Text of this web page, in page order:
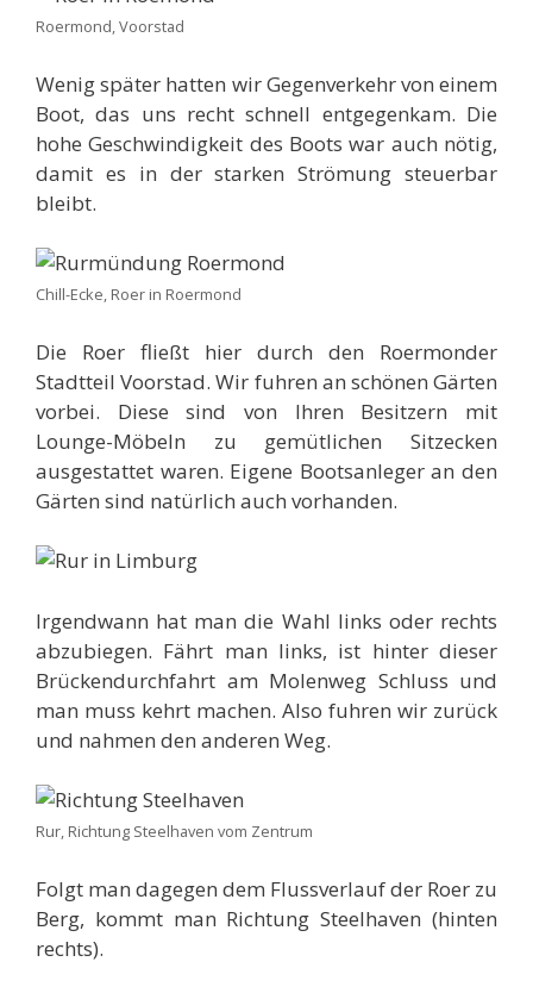
Roermond, Voorstad
Wenig später hatten wir Gegenverkehr von einem
Boot, das uns recht schnell entgegenkam. Die
hohe Geschwindigkeit des Boots war auch nötig,
damit es in der starken Strömung steuerbar
bleibt.
Chill-Ecke, Roer in Roermond
Die Roer fließt hier durch den Roermonder
Stadtteil Voorstad. Wir fuhren an schönen Gärten
vorbei. Diese sind von Ihren Besitzern mit
Lounge-Möbeln zu gemütlichen Sitzecken
ausgestattet waren. Eigene Bootsanleger an den
Gärten sind natürlich auch vorhanden.
Irgendwann hat man die Wahl links oder rechts
abzubiegen. Fährt man links, ist hinter dieser
Brückendurchfahrt am Molenweg Schluss und
man muss kehrt machen. Also fuhren wir zurück
und nahmen den anderen Weg.
Rur, Richtung Steelhaven vom Zentrum
Folgt man dagegen dem Flussverlauf der Roer zu
Berg, kommt man Richtung Steelhaven (hinten
rechts).